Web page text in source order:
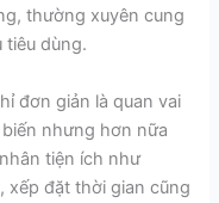
thường xuyên cung
tiêu dùng.
đơn giản là quan vai
nhưng hơn nữa
tiện ích như
xếp đặt thời gian cũng